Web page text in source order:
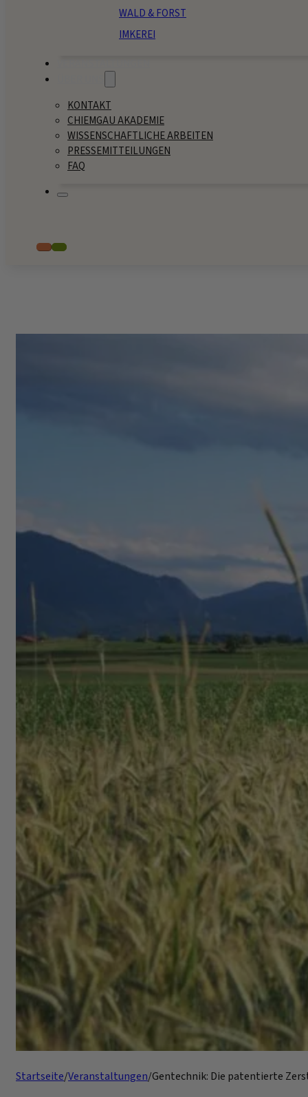
WALD & FORST
IMKEREI
KONTAKT
CHIEMGAU AKADEMIE
WISSENSCHAFTLICHE ARBEITEN
PRESSEMITTEILUNGEN
FAQ
Startseite/Veranstaltungen/Gentechnik: Die patentierte